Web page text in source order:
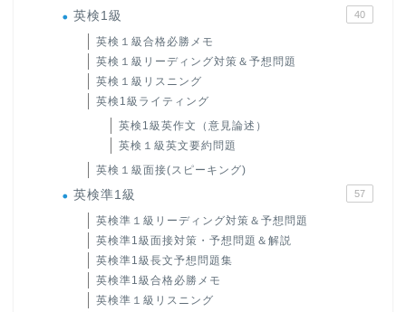
英検1級 40
英検１級合格必勝メモ
英検１級リーディング対策＆予想問題
英検１級リスニング
英検1級ライティング
英検1級英作文（意見論述）
英検１級英文要約問題
英検１級面接(スピーキング)
英検準1級 57
英検準１級リーディング対策＆予想問題
英検準1級面接対策・予想問題＆解説
英検準1級長文予想問題集
英検準1級合格必勝メモ
英検準１級リスニング